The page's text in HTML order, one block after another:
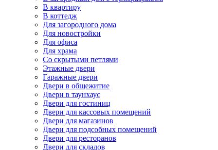
В квартиру
В коттедж
Для загородного дома
Для новостройки
Для офиса
Для храма
Со скрытыми петлями
Этажные двери
Гаражные двери
Двери в общежитие
Двери в таунхаус
Двери для гостиниц
Двери для кассовых помещений
Двери для магазинов
Двери для подсобных помещений
Двери для ресторанов
Двери для складов